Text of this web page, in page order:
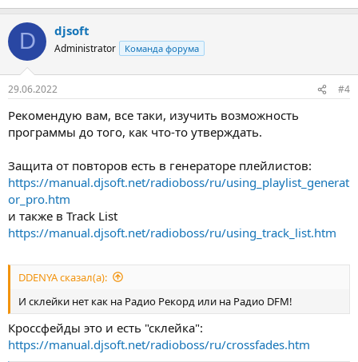
D djsoft
Administrator Команда форума
29.06.2022 #4
Рекомендую вам, все таки, изучить возможность
программы до того, как что-то утверждать.
Защита от повторов есть в генераторе плейлистов:
https://manual.djsoft.net/radioboss/ru/using_playlist_generat
or_pro.htm
и также в Track List
https://manual.djsoft.net/radioboss/ru/using_track_list.htm
DDENYA сказал(а):
И склейки нет как на Радио Рекорд или на Радио DFM!
Кроссфейды это и есть "склейка":
https://manual.djsoft.net/radioboss/ru/crossfades.htm